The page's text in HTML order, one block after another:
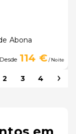
Abona
Desde 114 €/ Noite
2 3 4